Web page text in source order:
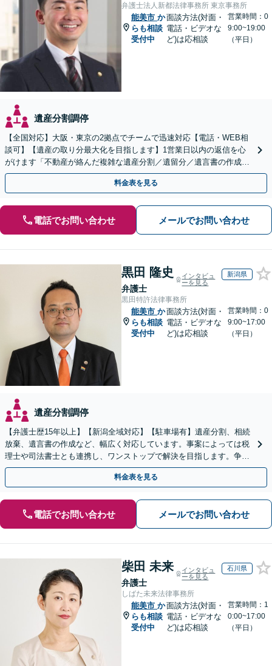
弁護士法人新都法律事務所 東京事務所
能美市 か
らも相談
受付中
面談方法(対面・
電話・ビデオな
ど)は応相談
営業時間：0
9:00~19:00
（平日）
遺産分割調停
【全国対応】大阪・東京の2拠点でチームで迅速対応【電話・WEB相
談可】【遺産の取り分最大化を目指します】1営業日以内の返信を心
がけます「不動産が絡んだ複雑な遺産分割／遺留分／遺言書の作成・
執行／事業承継など、お任せください」【休日相談あり】
料金表を見る
電話でお問い合わせ メールでお問い合わせ
黒田 隆史
弁護士
インタビュ
ーを見る
新潟県
黒田特許法律事務所
能美市 か
らも相談
受付中
面談方法(対面・
電話・ビデオな
ど)は応相談
営業時間：0
9:00~17:00
（平日）
遺産分割調停
【弁護士歴15年以上】【新潟全域対応】【駐車場有】遺産分割、相続
放棄、遺言書の作成など、幅広く対応しています。事案によっては税
理士や司法書士とも連携し、ワンストップで解決を目指します。争い
を防ぐためにもぜひご相談ください。【分割払い可】
料金表を見る
電話でお問い合わせ メールでお問い合わせ
柴田 未来
弁護士
インタビュ
ーを見る
石川県
しばた未来法律事務所
能美市 か
らも相談
受付中
面談方法(対面・
電話・ビデオな
ど)は応相談
営業時間：1
0:00~17:00
（平日）